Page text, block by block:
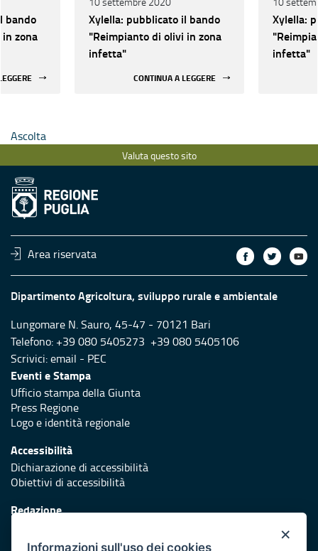
bando
zona
Xylella: pubblicato il bando
"Reimpianto di olivi in zona
infetta"
CONTINUA A LEGGERE
Xylella:
infetta"
Ascolta
Valuta questo sito
Area riservata
Dipartimento Agricoltura, sviluppo rurale e ambientale
Lungomare N. Sauro, 45-47 - 70121 Bari
Telefono: +39 080 5405273 +39 080 5405106
Scrivici:email - PEC
Eventi e Stampa
Ufficio stampa della Giunta
Press Regione
Logo e identità regionale
Accessibilità
Dichiarazione di accessibilità
Obiettivi di accessibilità
Redazione
×
Informazioni sull'uso dei cookies